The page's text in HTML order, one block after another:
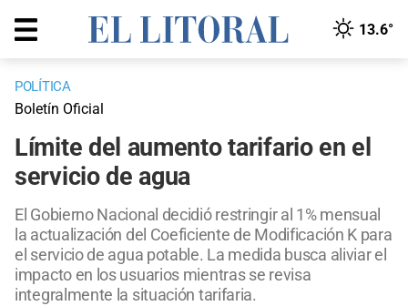
13.6°
POLÍTICA
Boletín Oficial
Límite del aumento tarifario en el
servicio de agua
El Gobierno Nacional decidió restringir al 1% mensual
la actualización del Coeficiente de Modificación K para
el servicio de agua potable. La medida busca aliviar el
impacto en los usuarios mientras se revisa
integralmente la situación tarifaria.